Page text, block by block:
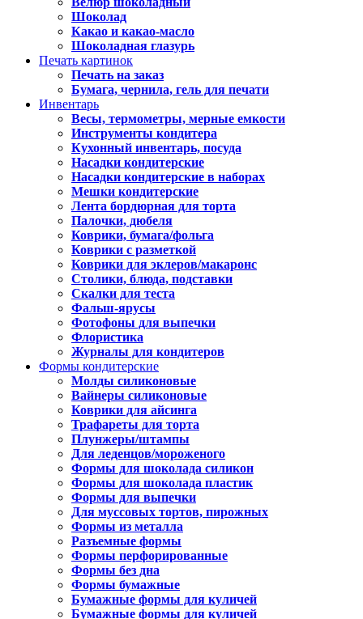
Шоколад
Какао и какао-масло
Шоколадная глазурь
Печать картинок
Печать на заказ
Бумага, чернила, гель для печати
Инвентарь
Весы, термометры, мерные емкости
Инструменты кондитера
Кухонный инвентарь, посуда
Насадки кондитерские
Насадки кондитерские в наборах
Мешки кондитерские
Лента бордюрная для торта
Палочки, дюбеля
Коврики, бумага/фольга
Коврики с разметкой
Коврики для эклеров/макаронс
Столики, блюда, подставки
Скалки для теста
Фальш-ярусы
Фотофоны для выпечки
Флористика
Журналы для кондитеров
Формы кондитерские
Молды силиконовые
Вайнеры силиконовые
Коврики для айсинга
Трафареты для торта
Плунжеры/штампы
Для леденцов/мороженого
Формы для шоколада силикон
Формы для шоколада пластик
Формы для выпечки
Для муссовых тортов, пирожных
Формы из металла
Разъемные формы
Формы перфорированные
Формы без дна
Формы бумажные
Бумажные формы для куличей
Бумажные формы для куличей